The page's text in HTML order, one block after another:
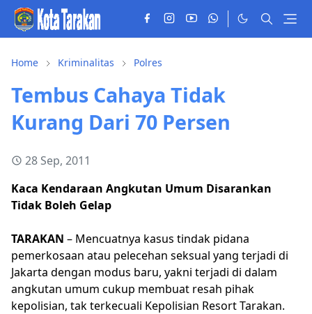
Home Kriminalitas Polres
Tembus Cahaya Tidak
Kurang Dari 70 Persen
28 Sep, 2011
Kaca Kendaraan Angkutan Umum Disarankan
Tidak Boleh Gelap
TARAKAN – Mencuatnya kasus tindak pidana
pemerkosaan atau pelecehan seksual yang terjadi di
Jakarta dengan modus baru, yakni terjadi di dalam
angkutan umum cukup membuat resah pihak
kepolisian, tak terkecuali Kepolisian Resort Tarakan.